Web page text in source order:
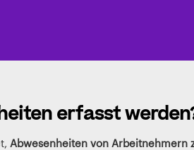
erfasst
Abwesenheiten von Arbeitnehmern